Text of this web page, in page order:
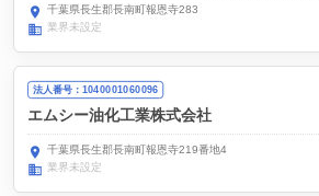
千葉県長生郡長南町報恩寺283
業界未設定
法人番号：1040001060096
エムシー油化工業株式会社
千葉県長生郡長南町報恩寺219番地4
業界未設定